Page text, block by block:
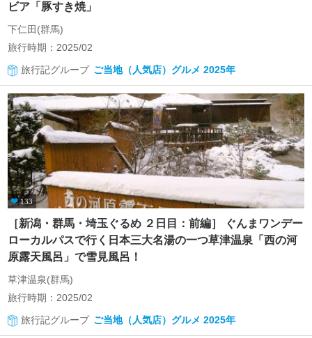
ビア「豚すき焼」
下仁田(群馬)
旅行時期：2025/02
旅行記グループ ご当地（人気店）グルメ 2025年
133
［新潟・群馬・埼玉ぐるめ ２日目：前編］ ぐんまワンデー
ローカルパスで行く日本三大名湯の一つ草津温泉「西の河
原露天風呂」で雪見風呂！
草津温泉(群馬)
旅行時期：2025/02
旅行記グループ ご当地（人気店）グルメ 2025年